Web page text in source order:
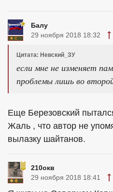
Балу
29 ноября 2018 18:32
Цитата: Невский_ЗУ
если мне не изменяет
проблемы лишь во
Еще Березовский
Жаль , что автор не
вылазку шайтанов.
210окв
29 ноября 2018 18:41